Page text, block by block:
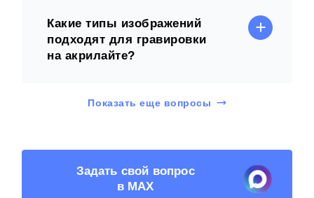
Какие типы изображений
подходят для гравировки
на акрилайте?
Показать еще вопросы
Задать свой вопрос
в MAX